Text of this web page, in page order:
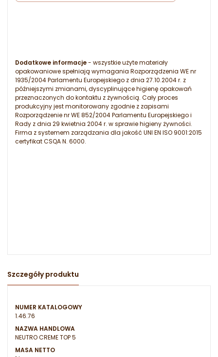
Dodatkowe informacje- wszystkie użyte materiały
opakowaniowe spełniają wymagania Rozporządzenia WE nr
1935/2004 Parlamentu Europejskiego z dnia 27.10.2004 r. z
późniejszymi zmianami, dyscyplinujące higienę opakowań
przeznaczonych do kontaktu z żywnością. Cały proces
produkcyjny jest monitorowany zgodnie z zapisami
Rozporządzenie nr WE 852/2004 Parlamentu Europejskiego i
Rady z dnia 29 kwietnia 2004 r. w sprawie higieny żywności.
Firma z systemem zarządzania dla jakość UNI EN ISO 9001:2015
certyfikat CSQA N. 6000.
Szczegóły produktu
NUMER KATALOGOWY
1.46.76
NAZWA HANDLOWA
NEUTRO CREME TOP 5
MASA NETTO